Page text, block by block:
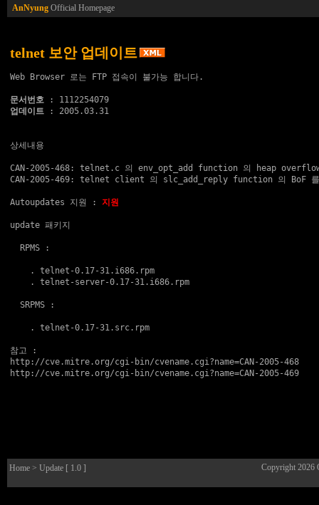
AnNyung Official Homepage
telnet 보안 업데이트
Web Browser 로는 FTP 접속이 불가능 합니다.
문서번호
업데이트 : 2005.03.31
상세내용
CAN-2005-468: telnet.c 의 env_opt_add function 의 heap overflow
CAN-2005-469: telnet client 의 slc_add_reply function 의 BoF 를
Autoupdates 지원 : 지원
update 패키지
  RPMS :
    .
telnet-0.17-31.i686.rpm
    .
telnet-server-0.17-31.i686.rpm
  SRPMS :
    .
telnet-0.17-31.src.rpm
참고
http://cve.mitre.org/cgi-bin/cvename.cgi?name=CAN-2005-468
http://cve.mitre.org/cgi-bin/cvename.cgi?name=CAN-2005-469
Home > Update [ 1.0 ] Copyright 2026